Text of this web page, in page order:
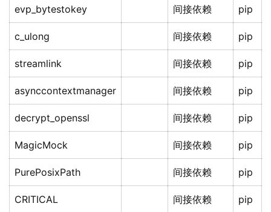
evp_bytestokey 间接依赖 pip
c_ulong 间接依赖 pip
streamlink 间接依赖 pip
asynccontextmanager 间接依赖 pip
decrypt_openssl 间接依赖 pip
MagicMock 间接依赖 pip
PurePosixPath 间接依赖 pip
CRITICAL 间接依赖 pip